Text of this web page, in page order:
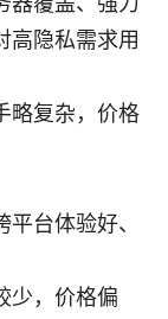
高隐私需求用
略复杂，价格
台体验好、
少，价格偏